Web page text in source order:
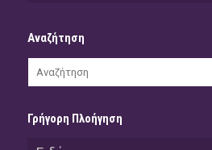
Αναζήτηση
Γρήγορη Πλοήγηση